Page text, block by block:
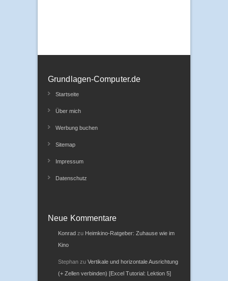
Grundlagen-Computer.de
Startseite
Über mich
Werbung buchen
Sitemap
Impressum
Datenschutz
Neue Kommentare
Konrad zu Heimkino-Ratgeber: Zuhause wie im
Kino
Stephan zu Vertikale und horizontale Ausrichtung
(+ Zellen verbinden) [Excel Tutorial: Lektion 5]